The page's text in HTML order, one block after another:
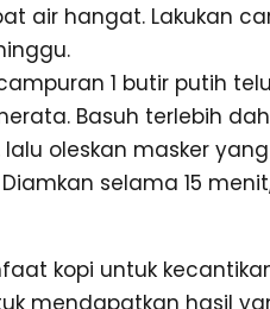
air hangat. Lakukan
1 butir putih
Basuh terlebih
oleskan masker
selama 15
kopi untuk
mendapatkan hasil